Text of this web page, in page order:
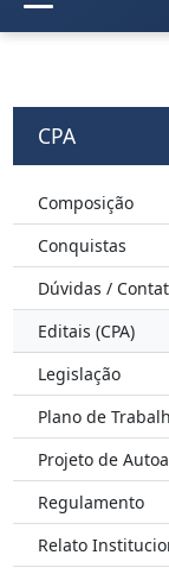
CPA
Composição
Conquistas
Dúvidas /
Editais (CPA)
Legislação
Plano de
Projeto de
Regulamento
Relato